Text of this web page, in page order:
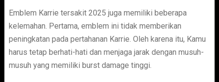
Emblem Karrie tersakit 2025 juga memiliki beberapa
kelemahan. Pertama, emblem ini tidak memberikan
peningkatan pada pertahanan Karrie. Oleh karena itu, Kamu
harus tetap berhati-hati dan menjaga jarak dengan musuh-
musuh yang memiliki burst damage tinggi.